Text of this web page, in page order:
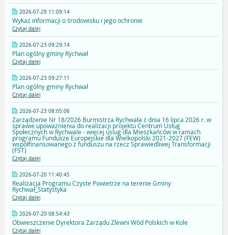
2026-07-29 11:09:14
Wykaz informacji o środowisku i jego ochronie
Czytaj dalej
2026-07-23 09:29:14
Plan ogólny gminy Rychwał
Czytaj dalej
2026-07-23 09:27:11
Plan ogólny gminy Rychwał
Czytaj dalej
2026-07-23 08:05:06
Zarządzenie Nr 18/2026 Burmistrza Rychwała z dnia 16 lipca 2026 r. w
sprawie upoważnienia do realizacji projektu Centrum Usług
Społecznych w Rychwale - więcej uslug dla Mieszkańców w ramach
programu Fundusze Europejskie dla Wielkopolski 2021-2027 (FEW)
współfinansowanego z funduszu na rzecz Sprawiedliwej Transformacji
(FST)
Czytaj dalej
2026-07-20 11:40:45
Realizacja Programu Czyste Powietrze na terenie Gminy
Rychwał_Statystyka
Czytaj dalej
2026-07-20 08:54:43
Obwieszczenie Dyrektora Zarządu Zlewni Wód Polskich w Kole
Czytaj dalej